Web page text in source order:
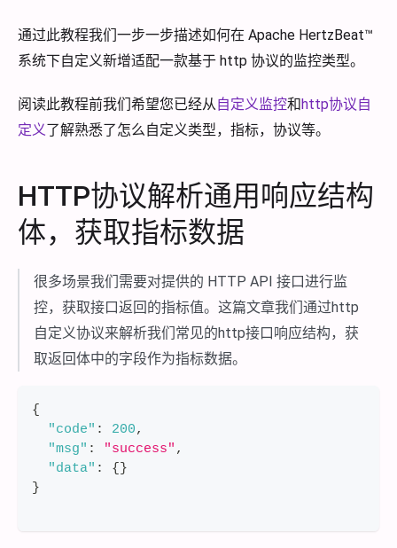
通过此教程我们一步一步描述如何在 Apache HertzBeat™
系统下自定义新增适配一款基于 http 协议的监控类型。
阅读此教程前我们希望您已经从 自定义监控和http协议自
定义了解熟悉了怎么自定义类型，指标，协议等。
HTTP协议解析通用响应结构
体，获取指标数据
很多场景我们需要对提供的 HTTP API 接口进行监
控，获取接口返回的指标值。这篇文章我们通过http
自定义协议来解析我们常见的http接口响应结构，获
取返回体中的字段作为指标数据。
{
"code" : 200,
"msg" : "success" ,
"data" : {}
}